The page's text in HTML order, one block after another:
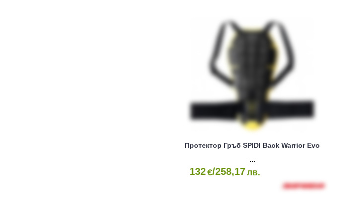
Протектор Гръб SPIDI Back Warrior Evo
132€/258,17лв.